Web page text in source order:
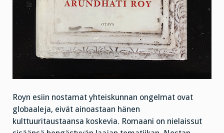
Royn esiin nostamat yhteiskunnan ongelmat ovat
globaaleja, eivät ainoastaan hänen
kulttuuritaustaansa koskevia. Romaani on nielaissut